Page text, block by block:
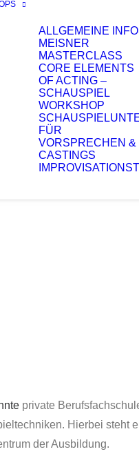
ALLGEMEINE
MEISNER
MASTERCLASS
CORE ELEMENTS
OF ACTING –
SCHAUSPIEL
WORKSHOP
FÜR
VORSPRECHEN &
CASTINGS
private
Hierbei steht
der Ausbildung.